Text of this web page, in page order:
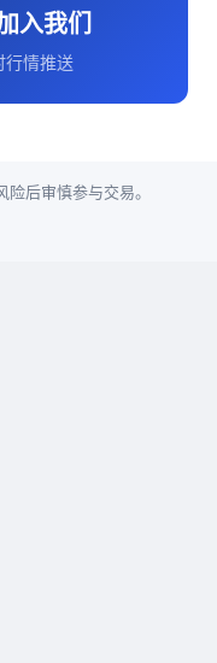
入我们
行情推送
后审慎参与交易。